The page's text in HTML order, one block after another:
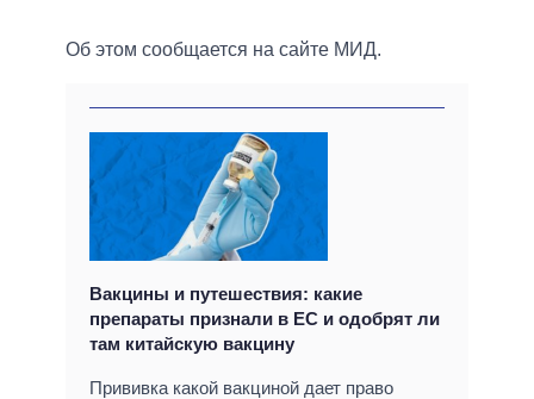
Об этом сообщается на сайте МИД.
Вакцины и путешествия: какие
препараты признали в ЕС и одобрят ли
там китайскую вакцину
Прививка какой вакциной дает право